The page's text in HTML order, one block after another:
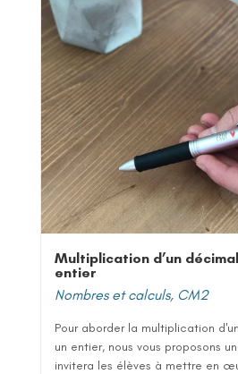
Multiplication d’un
entier
Nombres et calculs, CM2
Pour aborder la multiplication
un entier, nous vous proposons
invitera les élèves à mettre en